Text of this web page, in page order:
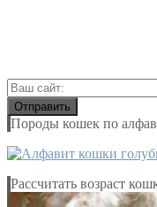
Породы кошек по
Рассчитать возраст